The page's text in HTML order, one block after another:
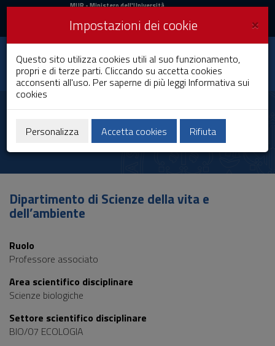
Vai
al
navigazione
sito
al
Footer
MIUR
Accedi
MUR- Ministero dell'Università
Accedi UniCA News
Toggle
navigation
Università degli
Studi di Cagliari
Alessandro Cau
Dipartimento di Scienze della vita e
dell’ambiente
Ruolo
Professore associato
Area scientifico disciplinare
Scienze biologiche
Settore scientifico disciplinare
BIO/07 ECOLOGIA
×
Impostazioni dei cookie
Questo sito utilizza cookies utili al suo funzionamento,
propri e di terze parti. Cliccando su accetta cookies
acconsenti all'uso. Per saperne di più leggi Informativa sui
cookies
Personalizza Accetta cookies Rifiuta